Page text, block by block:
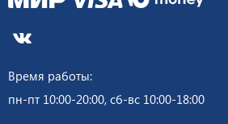
Время работы:
пн-пт 10:00-20:00, сб-вс 10:00-18:00